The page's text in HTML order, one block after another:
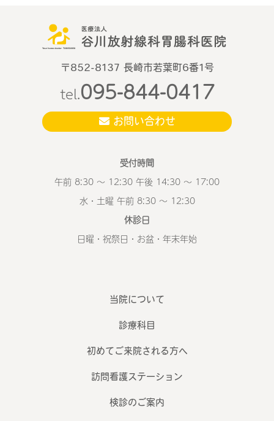
〒852-8137 長崎市若葉町6番1号
tel.095-844-0417
お問い合わせ
受付時間
午前 8:30 ～ 12:30 午後 14:30 ～ 17:00
水・土曜 午前 8:30 ～ 12:30
休診日
日曜・祝祭日・お盆・年末年始
当院について
診療科目
初めてご来院される方へ
訪問看護ステーション
検診のご案内